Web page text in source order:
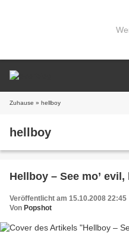
Zuhause » hellboy
hellboy
Hellboy – See mo’ evil,
Veröffentlicht am 15.10.2008 22:45
Von Popshot